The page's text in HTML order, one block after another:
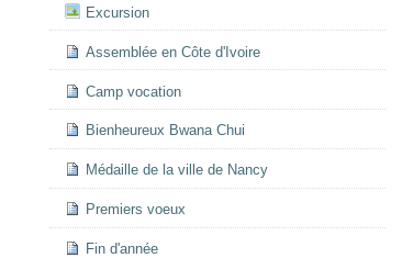
Excursion
Assemblée en Côte d'Ivoire
Camp vocation
Bienheureux Bwana Chui
Médaille de la ville de Nancy
Premiers voeux
Fin d'année